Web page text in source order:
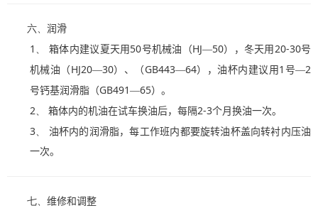
六、 润滑
1、 箱体内建议夏天用 50号机械油（HJ—50），冬天用 20-30号
机械油（ HJ20—30）、（ GB443—64），油杯内建议用 1 号—2
号钙基润滑脂（GB491 —65）。
2、 箱体内的机油在试车换油后，每隔2-3个月换油一次。
3、 油杯内的润滑脂，每工作班内都要旋转油杯盖向转衬内压油
一次。
七、 维修和调整